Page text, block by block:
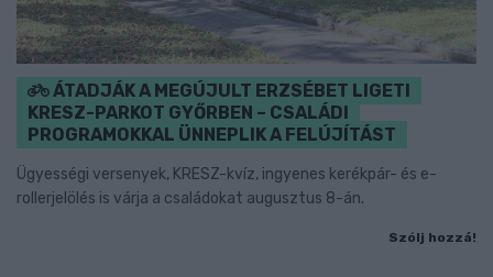
ÁTADJÁK A MEGÚJULT ERZSÉBET LIGETI
KRESZ-PARKOT GYŐRBEN – CSALÁDI
PROGRAMOKKAL ÜNNEPLIK A FELÚJÍTÁST
Ügyességi versenyek, KRESZ-kvíz, ingyenes kerékpár- és e-
rollerjelölés is várja a családokat augusztus 8-án.
Szólj hozzá!